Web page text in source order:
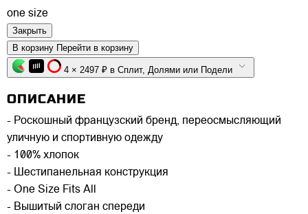
one size
Закрыть
В корзину Перейти в корзину
4 × 2497 ₽ в Сплит, Долями или Подели
ОПИСАНИЕ
- Роскошный французский бренд, переосмысляющий
уличную и спортивную одежду
- 100% хлопок
- Шестипанельная конструкция
- One Size Fits All
- Вышитый слоган спереди